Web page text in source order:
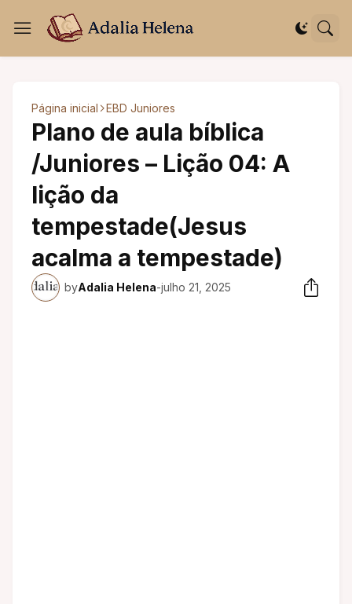
Página inicial EBD Juniores
Plano de aula bíblica
/Juniores – Lição 04: A
lição da
tempestade(Jesus
acalma a tempestade)
byAdalia Helena-julho 21, 2025